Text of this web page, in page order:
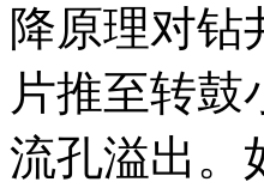
降原理对钻
片推至转
流孔溢出。